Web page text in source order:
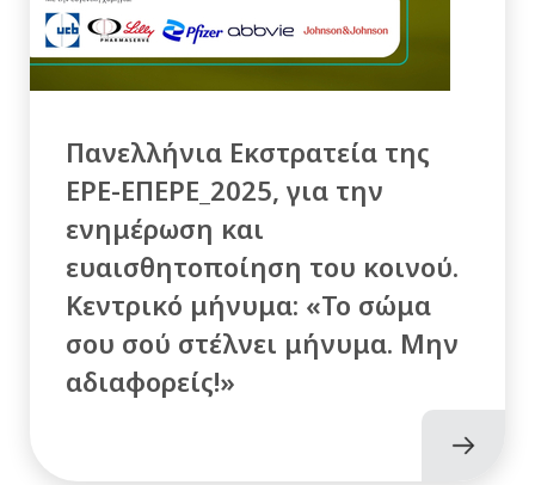
Πανελλήνια Εκστρατεία της
ΕΡΕ-ΕΠΕΡΕ_2025, για την
ενημέρωση και
ευαισθητοποίηση του κοινού.
Κεντρικό μήνυμα: «Το σώμα
σου σού στέλνει μήνυμα. Μην
αδιαφορείς!»